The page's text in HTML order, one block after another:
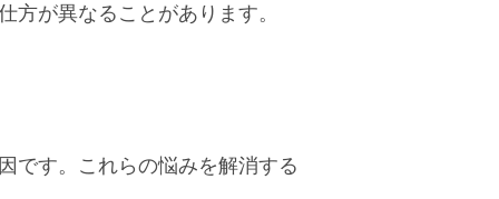
が異なることがあります。
です。これらの悩みを解消する